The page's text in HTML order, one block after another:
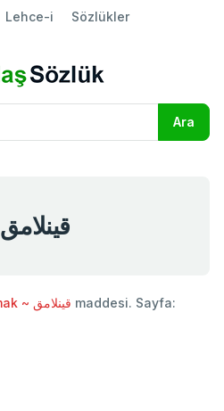
Lehce-i Sözlükler
kınlamak ~ قينلامق
kınlamak ~ قينلامق maddesi. Sayfa: